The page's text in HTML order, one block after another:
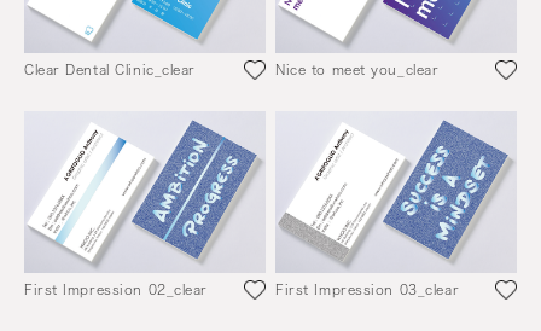
Clear Dental Clinic_clear Nice to meet you_clear
First Impression 02_clear First Impression 03_clear